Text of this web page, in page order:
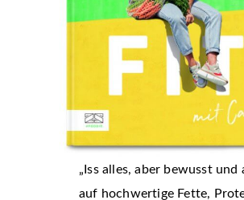
„Iss alles, aber bewusst und
auf hochwertige Fette,